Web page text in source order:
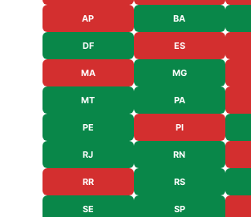
AP BA
DF ES
MA MG
MT PA
PE PI
RJ RN
RR RS
SE SP